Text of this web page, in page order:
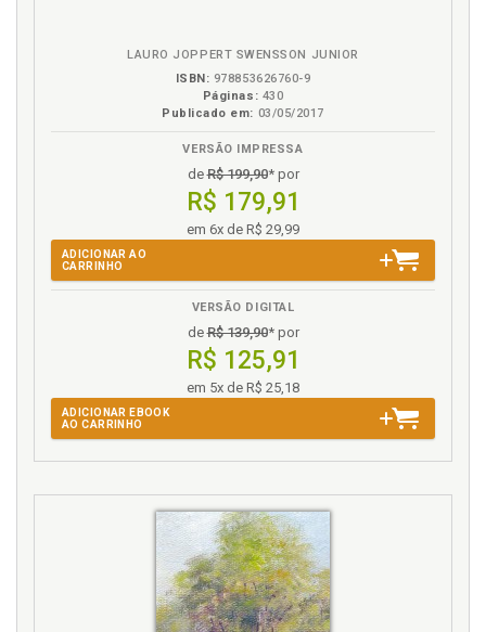
LAURO JOPPERT SWENSSON JUNIOR
ISBN: 978853626760-9
Páginas: 430
Publicado em: 03/05/2017
VERSÃO IMPRESSA
deR$ 199,90* por
R$ 179,91
em 6x de R$ 29,99
ADICIONAR AO
CARRINHO
VERSÃO DIGITAL
deR$ 139,90* por
R$ 125,91
em 5x de R$ 25,18
ADICIONAR EBOOK
AO CARRINHO